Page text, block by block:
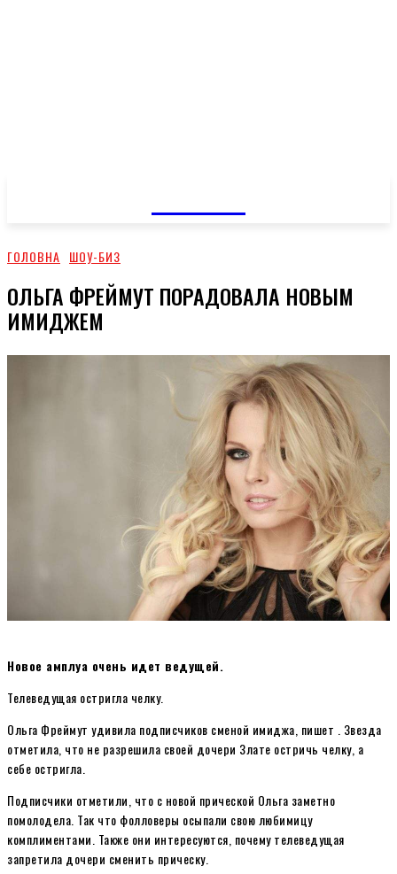
ГОЛОВНА ШОУ-БИЗ
ОЛЬГА ФРЕЙМУТ ПОРАДОВАЛА НОВЫМ
ИМИДЖЕМ
Новое амплуа очень идет ведущей.
Телеведущая остригла челку.
Ольга Фреймут удивила подписчиков сменой имиджа, пишет . Звезда
отметила, что не разрешила своей дочери Злате остричь челку, а
себе остригла.
Подписчики отметили, что с новой прической Ольга заметно
помолодела. Так что фолловеры осыпали свою любимицу
комплиментами. Также они интересуются, почему телеведущая
запретила дочери сменить прическу.